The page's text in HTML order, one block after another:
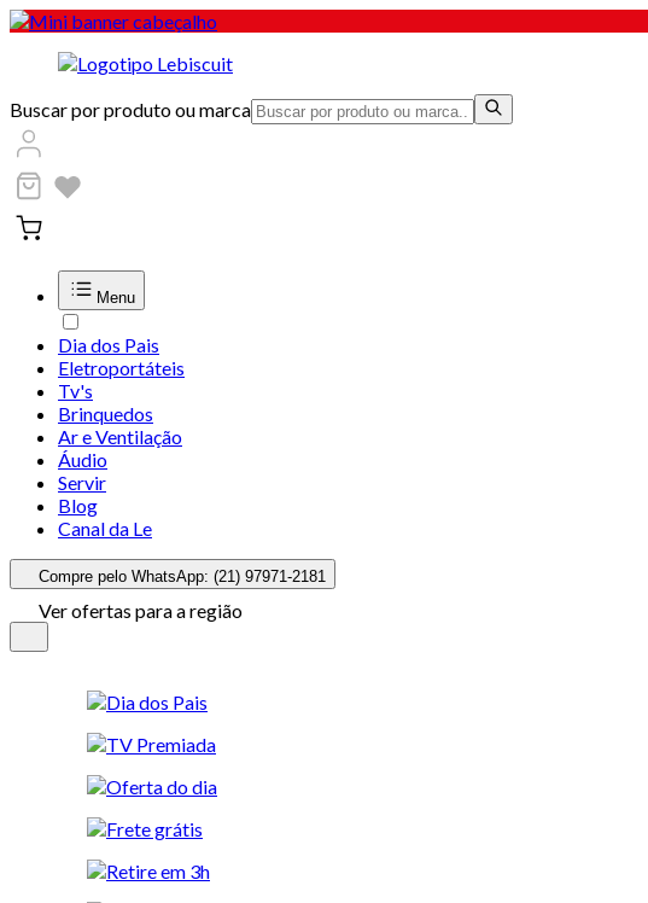
Buscar por produto ou marca
Menu
Dia dos Pais
Eletroportáteis
Tv's
Brinquedos
Ar e Ventilação
Áudio
Servir
Blog
Canal da Le
Compre pelo WhatsApp: (21) 97971-2181
Ver ofertas para a região